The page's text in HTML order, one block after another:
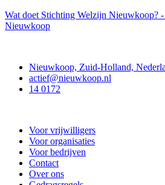
Wat doet Stichting Welzijn Nieuwkoop?
Nieuwkoop
Nieuwkoop, Zuid-Holland,
actief@nieuwkoop.nl
14 0172
Voor vrijwilligers
Voor organisaties
Voor bedrijven
Contact
Over ons